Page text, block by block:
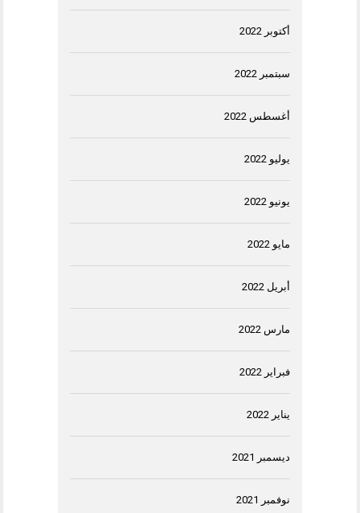
أكتوبر 2022
سبتمبر 2022
أغسطس 2022
يوليو 2022
يونيو 2022
مايو 2022
أبريل 2022
مارس 2022
فبراير 2022
يناير 2022
ديسمبر 2021
نوفمبر 2021